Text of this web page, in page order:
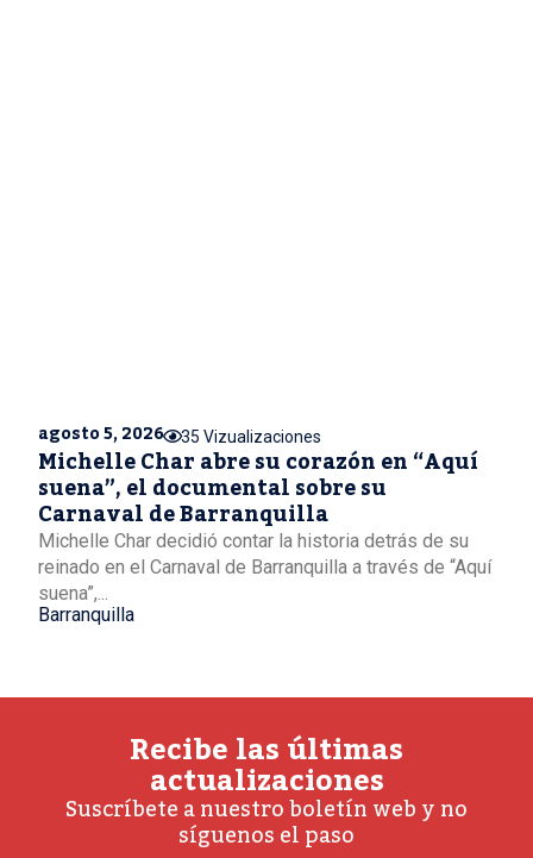
agosto 5, 2026 35 Vizualizaciones
Michelle Char abre su corazón en “Aquí
suena”, el documental sobre su
Carnaval de Barranquilla
Michelle Char decidió contar la historia detrás de su
reinado en el Carnaval de Barranquilla a través de “Aquí
suena”,...
Barranquilla
Recibe las últimas
actualizaciones
Suscríbete a nuestro boletín web y no
síguenos el paso